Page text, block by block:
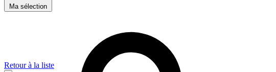
Ma sélection
Retour à la liste